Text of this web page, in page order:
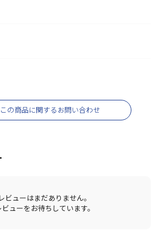
この商品に関するお問い合わせ
レビューはまだありません。
ビューをお待ちしています。